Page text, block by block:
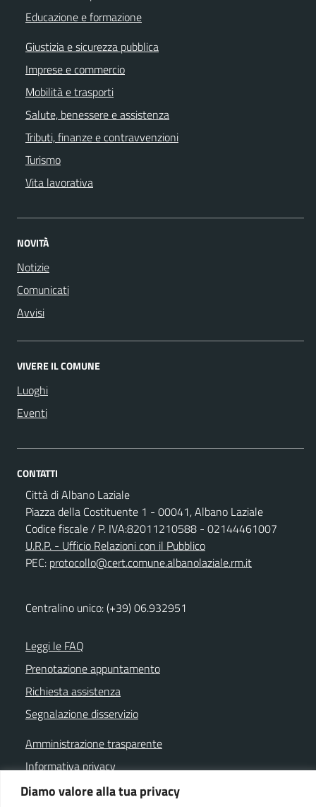
Diamo valore alla tua privacy
Educazione e formazione
Giustizia e sicurezza pubblica
Imprese e commercio
Mobilità e trasporti
Salute, benessere e assistenza
Tributi, finanze e contravvenzioni
Turismo
Vita lavorativa
NOVITÀ
Notizie
Comunicati
Avvisi
VIVERE IL COMUNE
Luoghi
Eventi
CONTATTI
Città di Albano Laziale
Piazza della Costituente 1 - 00041, Albano Laziale
Codice fiscale / P. IVA:82011210588 - 02144461007
U.R.P. - Ufficio Relazioni con il Pubblico
PEC: protocollo@cert.comune.albanolaziale.rm.it
Centralino unico: (+39) 06.932951
Leggi le FAQ
Prenotazione appuntamento
Richiesta assistenza
Segnalazione disservizio
Amministrazione trasparente
Informativa privacy
Note legali